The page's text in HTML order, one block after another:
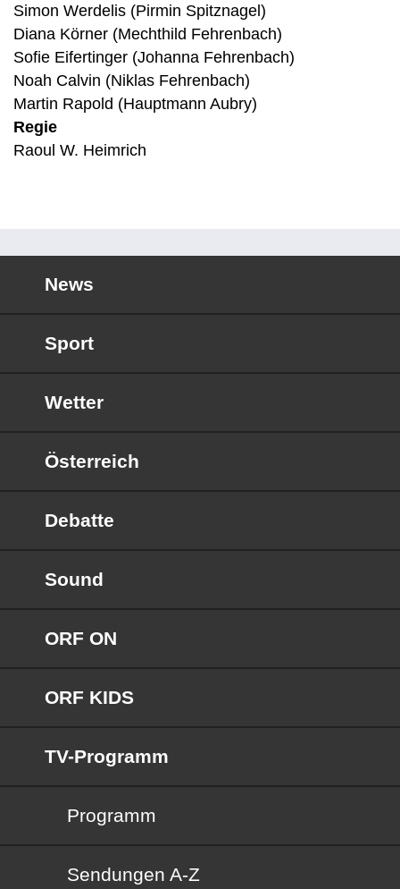
Simon Werdelis (Pirmin Spitznagel)
Diana Körner (Mechthild Fehrenbach)
Sofie Eifertinger (Johanna Fehrenbach)
Noah Calvin (Niklas Fehrenbach)
Martin Rapold (Hauptmann Aubry)
Regie
Raoul W. Heimrich
News
Sport
Wetter
Österreich
Debatte
Sound
ORF ON
ORF KIDS
TV-Programm
Programm
Sendungen von A bis Z
Sendungen A-Z